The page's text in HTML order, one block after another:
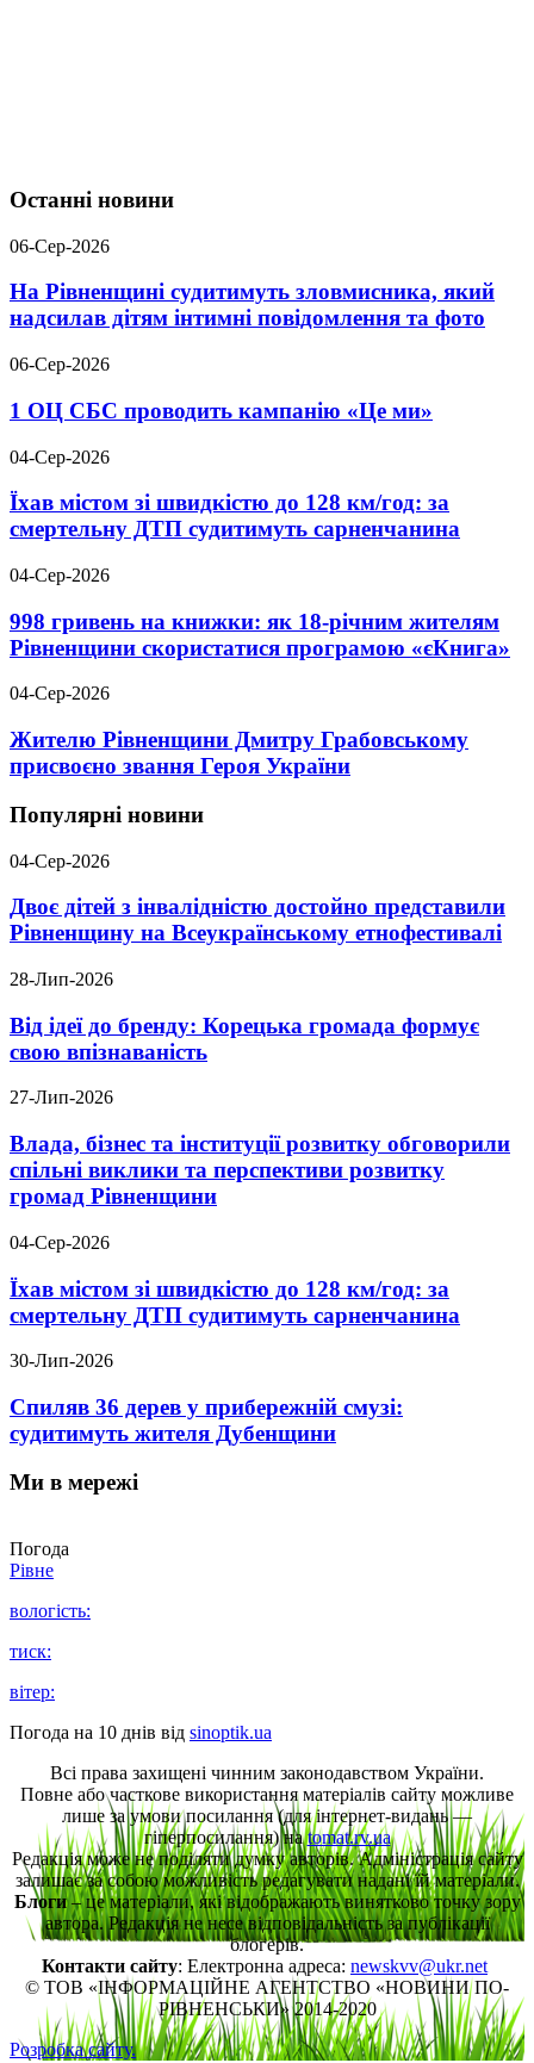
Останні новини
06-Сер-2026
На Рівненщині судитимуть зловмисника, який
надсилав дітям інтимні повідомлення та фото
06-Сер-2026
1 ОЦ СБС проводить кампанію «Це ми»
04-Сер-2026
Їхав містом зі швидкістю до 128 км/год: за
смертельну ДТП судитимуть сарненчанина
04-Сер-2026
998 гривень на книжки: як 18-річним жителям
Рівненщини скористатися програмою «єКнига»
04-Сер-2026
Жителю Рівненщини Дмитру Грабовському
присвоєно звання Героя України
Популярні новини
04-Сер-2026
Двоє дітей з інвалідністю достойно представили
Рівненщину на Всеукраїнському етнофестивалі
28-Лип-2026
Від ідеї до бренду: Корецька громада формує
свою впізнаваність
27-Лип-2026
Влада, бізнес та інституції розвитку обговорили
спільні виклики та перспективи розвитку
громад Рівненщини
04-Сер-2026
Їхав містом зі швидкістю до 128 км/год: за
смертельну ДТП судитимуть сарненчанина
30-Лип-2026
Спиляв 36 дерев у прибережній смузі:
судитимуть жителя Дубенщини
Ми в мережі
Погода
Рівне
вологість:
тиск:
вітер:
Погода на 10 днів від sinoptik.ua
Всі права захищені чинним законодавством України.
Повне або часткове використання матеріалів сайту можливе
лише за умови посилання (для інтернет-видань —
гіперпосилання) наtomat.rv.ua
Редакція може не поділяти думку авторів. Адміністрація сайту
залишає за собою можливість редагувати надані їй матеріали.
Блоги– це матеріали, які відображають винятково точку зору
автора. Редакція не несе відповідальність за публікації
блогерів.
Контакти сайту: Електронна адреса: newskvv@ukr.net
© ТОВ «ІНФОРМАЦІЙНЕ АГЕНТСТВО «НОВИНИ ПО-
РІВНЕНСЬКИ» 2014-2020
Розробка сайту.